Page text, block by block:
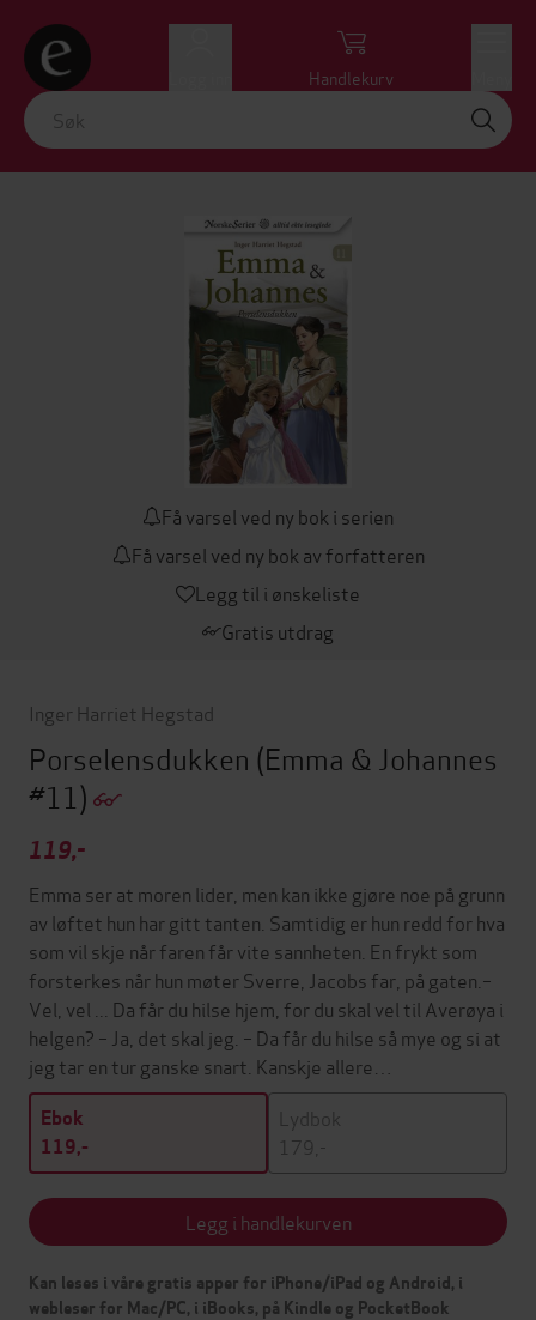
Handlekurv
Få varsel ved ny bok i serien
Få varsel ved ny bok av forfatteren
Legg til i ønskeliste
Gratis utdrag
Inger Harriet Hegstad
Porselensdukken (Emma & Johannes
#11)
119,-
Emma ser at moren lider, men kan ikke gjøre noe på grunn
av løftet hun har gitt tanten. Samtidig er hun redd for hva
som vil skje når faren får vite sannheten. En frykt som
forsterkes når hun møter Sverre, Jacobs far, på gaten.–
Vel, vel ... Da får du hilse hjem, for du skal vel til Averøya i
helgen? – Ja, det skal jeg. – Da får du hilse så mye og si at
jeg tar en tur ganske snart. Kanskje allere…
Ebok
119,-
Lydbok
179,-
Legg i handlekurven
Kan leses i våre gratis apper for iPhone/iPad og Android, i
webleser for Mac/PC, i iBooks, på Kindle og PocketBook